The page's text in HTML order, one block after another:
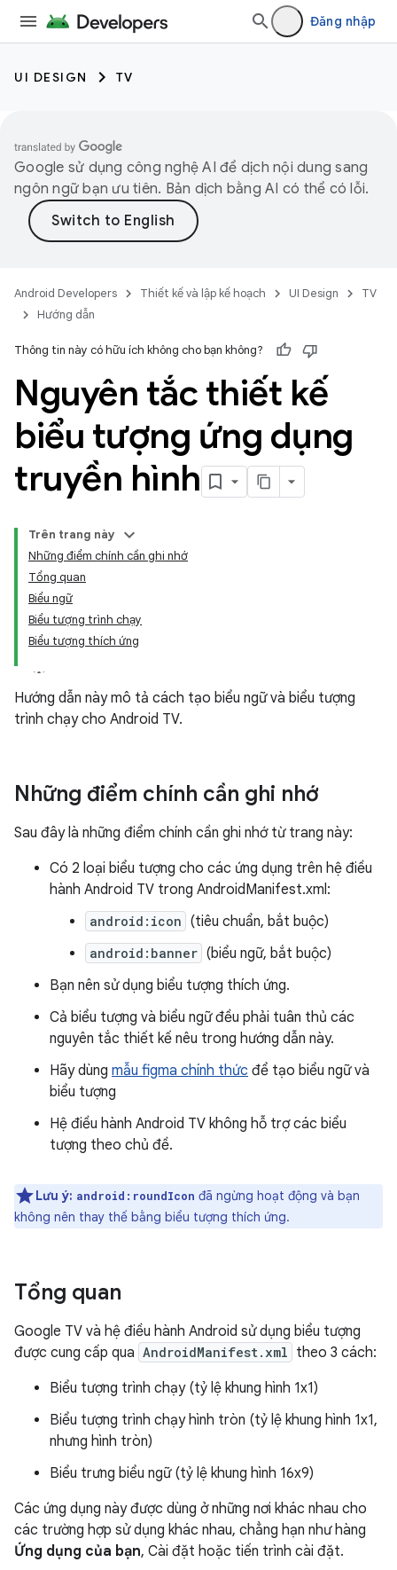
Đăng nhập
UI DESIGN TV
Google sử dụng công nghệ AI để dịch nội dung sang
ngôn ngữ bạn ưu tiên. Bản dịch bằng AI có thể có lỗi.
Android Developers Thiết kế và lập kế hoạch UI Design
TV
Hướng dẫn
Thông tin này có hữu ích không cho bạn không?
Nguyên tắc thiết kế
biểu tượng ứng dụng
truyền hình
Trên trang này
Những điểm chính cần ghi nhớ
Tổng quan
Biểu ngữ
Biểu tượng trình chạy
Biểu tượng thích ứng
Hướng dẫn này mô tả cách tạo biểu ngữ và biểu tượng
trình chạy cho Android TV.
Những điểm chính cần ghi nhớ
Sau đây là những điểm chính cần ghi nhớ từ trang này:
Có 2 loại biểu tượng cho các ứng dụng trên hệ điều
hành Android TV trong AndroidManifest.xml:
android:icon (tiêu chuẩn, bắt buộc)
android:banner (biểu ngữ, bắt buộc)
Bạn nên sử dụng biểu tượng thích ứng.
Cả biểu tượng và biểu ngữ đều phải tuân thủ các
nguyên tắc thiết kế nêu trong hướng dẫn này.
Hãy dùng mẫu figma chính thức để tạo biểu ngữ và
biểu tượng
Hệ điều hành Android TV không hỗ trợ các biểu
tượng theo chủ đề.
Lưu ý: android:roundIcon đã ngừng hoạt động và bạn
không nên thay thế bằng biểu tượng thích ứng.
Tổng quan
Google TV và hệ điều hành Android sử dụng biểu tượng
được cung cấp qua AndroidManifest.xml theo 3 cách:
Biểu tượng trình chạy (tỷ lệ khung hình 1x1)
Biểu tượng trình chạy hình tròn (tỷ lệ khung hình 1x1,
nhưng hình tròn)
Biểu trưng biểu ngữ (tỷ lệ khung hình 16x9)
Các ứng dụng này được dùng ở những nơi khác nhau cho
các trường hợp sử dụng khác nhau, chẳng hạn như hàng
Ứng dụng của bạn, Cài đặt hoặc tiến trình cài đặt.